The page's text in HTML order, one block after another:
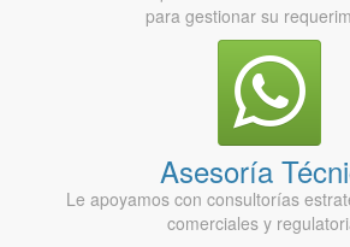
para gestionar su
Asesoría
Le apoyamos con consultorías
comerciales y